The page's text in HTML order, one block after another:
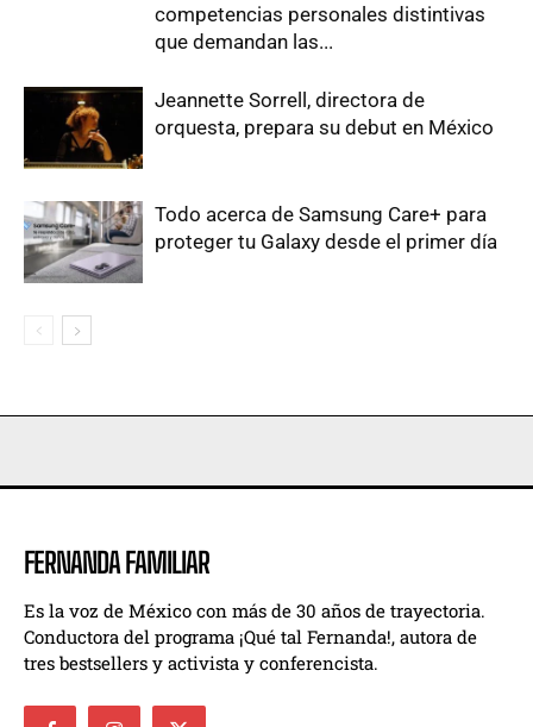
competencias personales distintivas
que demandan las...
Jeannette Sorrell, directora de
orquesta, prepara su debut en México
Todo acerca de Samsung Care+ para
proteger tu Galaxy desde el primer día
FERNANDA FAMILIAR
Es la voz de México con más de 30 años de trayectoria.
Conductora del programa ¡Qué tal Fernanda!, autora de
tres bestsellers y activista y conferencista.